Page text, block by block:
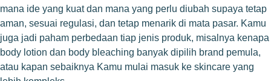
mana ide yang kuat dan mana yang perlu diubah supaya tetap
aman, sesuai regulasi, dan tetap menarik di mata pasar. Kamu
juga jadi paham perbedaan tiap jenis produk, misalnya kenapa
body lotion dan body bleaching banyak dipilih brand pemula,
atau kapan sebaiknya Kamu mulai masuk ke skincare yang